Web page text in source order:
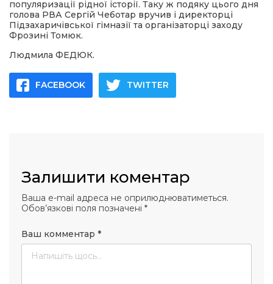
популяризації рідної історії. Таку ж подяку цього дня
голова РВА Сергій Чеботар вручив і директорці
Підзахаричівської гімназії та організаторці заходу
Фрозині Томюк.
Людмила ФЕДЮК.
FACEBOOK TWITTER
Залишити коментар
Ваша e-mail адреса не оприлюднюватиметься.
Обов’язкові поля позначені *
Ваш комментар *